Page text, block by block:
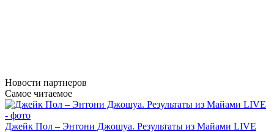
Новости партнеров
Самое читаемое
Джейк Пол – Энтони Джошуа. Результаты из Майами LIVE